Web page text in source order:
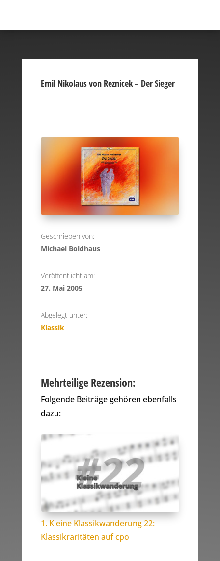
Emil Nikolaus von Reznicek – Der Sieger
Geschrieben von:
Michael Boldhaus
Veröffentlicht am:
27. Mai 2005
Abgelegt unter:
Klassik
Mehrteilige Rezension:
Folgende Beiträge gehören ebenfalls
dazu:
1. Kleine Klassikwanderung 22:
Klassikraritäten auf cpo